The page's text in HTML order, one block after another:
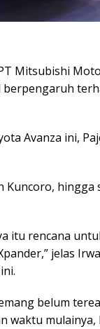
Mitsubishi
berpengaruh
Avanza ini,
Kuncoro, hingga
itu rencana
jelas
belum
waktu mulainya,